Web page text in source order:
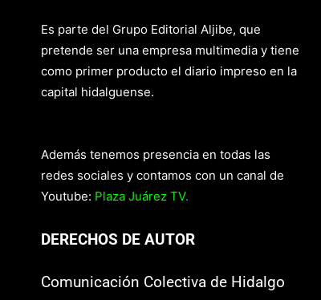
Es parte del Grupo Editorial Aljibe, que
pretende ser una empresa multimedia y tiene
como primer producto el diario impreso en la
capital hidalguense.
Además tenemos presencia en todas las
redes sociales y contamos con un canal de
Youtube: Plaza Juárez TV.
DERECHOS DE AUTOR
Comunicación Colectiva de Hidalgo